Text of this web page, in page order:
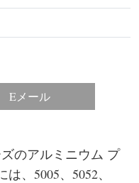
Eメール
のアルミニウム プ
、5005、5052、